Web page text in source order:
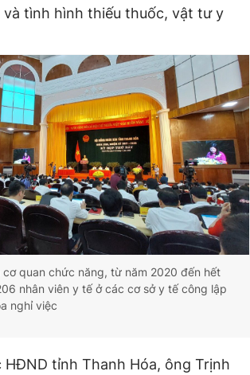
trên điện thoại
Liên hệ quảng cáo
0908 780 404
cáo RSS Tòa soạn Chính sách bảo
Ngọc Toàn
trực: Hải Thành
Lâm Hiếu Dũng
Đức Trung
và tình hình thiếu thuốc, vật tư y
cơ quan chức năng, từ năm 2020 đến hết
nhân viên y tế ở các cơ sở y tế công lập
nghỉ việc
HĐND tỉnh Thanh Hóa, ông Trịnh